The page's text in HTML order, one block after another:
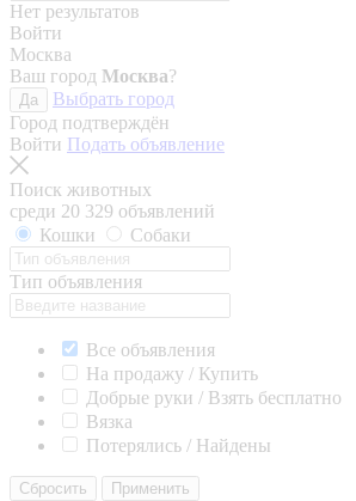
Нет результатов
Войти
Москва
Ваш город Москва?
Да
Выбрать город
Город подтверждён
Войти Подать объявление
Поиск животных
среди 20 329 объявлений
Кошки
Собаки
Тип объявления
Все объявления
На продажу / Купить
Добрые руки / Взять бесплатно
Вязка
Потерялись / Найдены
Сбросить Применить